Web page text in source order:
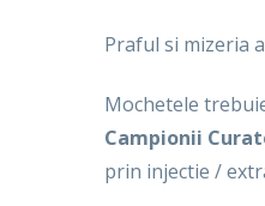
Praful si mizeria
Mochetele
Campionii
prin injectie /